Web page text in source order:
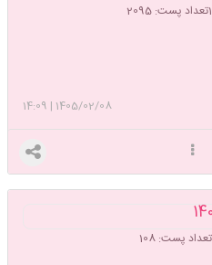
تعداد پست: 2095
1405/02/08
|
14:09
تعداد پست: 108